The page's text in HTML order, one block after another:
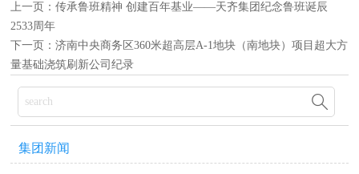
上一页：传承鲁班精神 创建百年基业——天齐集团纪念鲁班诞辰
2533周年
下一页：济南中央商务区360米超高层A-1地块（南地块）项目超大方
量基础浇筑刷新公司纪录

集团新闻